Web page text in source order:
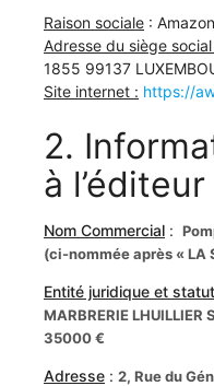
Raison sociale :
Adresse du siège social
1855 99137
Site internet : https://
2.
à l’éditeur
Nom Commercial :
(ci-nommée après « LA
Entité juridique et statut
MARBRERIE LHUILLIER
35000 €
Adresse : 2, Rue du